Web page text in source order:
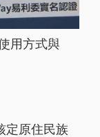
用方式與
定原住民族